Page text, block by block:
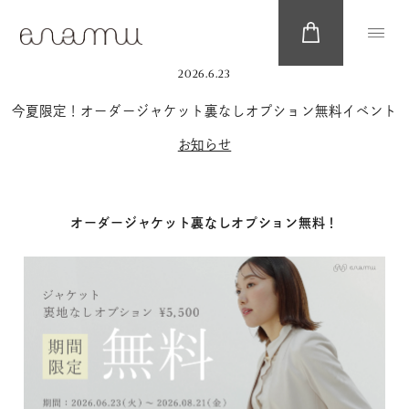
2026.6.23
今夏限定！オーダージャケット裏なしオプション無料イベント
お知らせ
オーダージャケット裏なしオプション無料！